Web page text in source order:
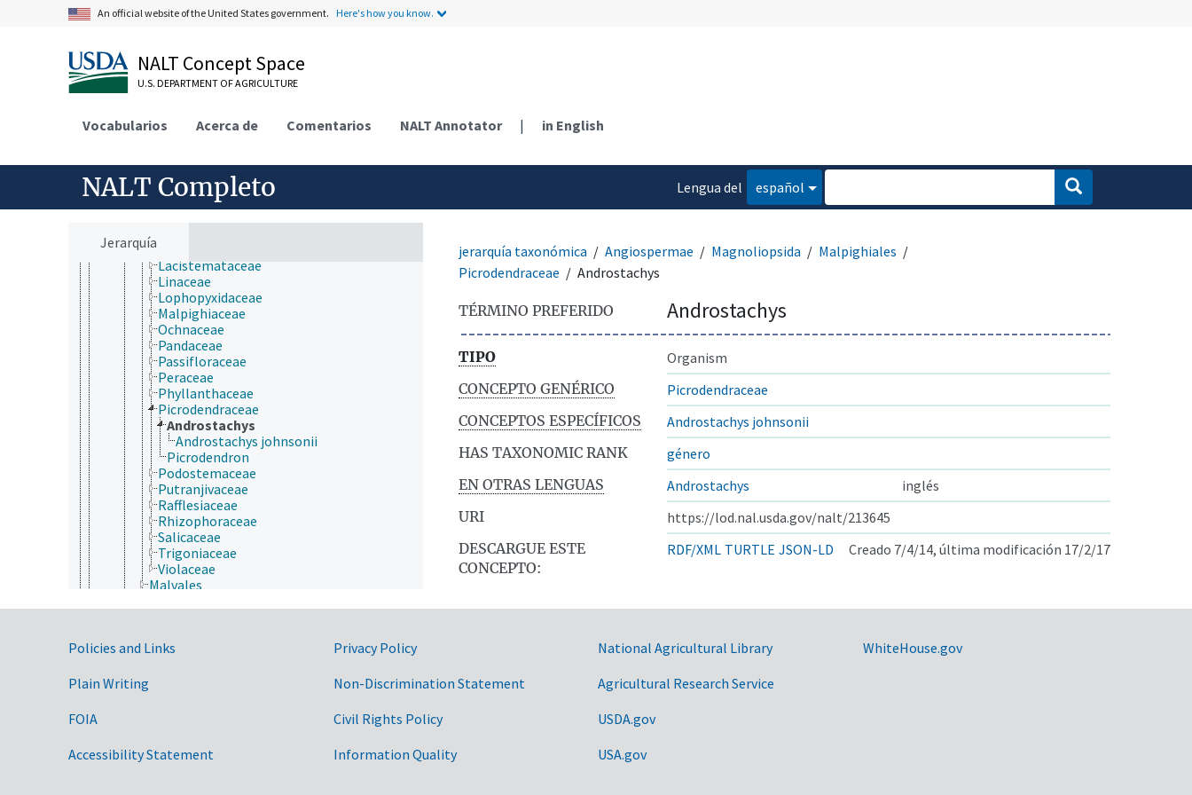
An official website of the United States government. Here's how you know.
NALT Concept Space
U.S. DEPARTMENT OF AGRICULTURE
Vocabularios Acerca de Comentarios NALT Annotator | in English
NALT Completo
Lengua del
español
Jerarquía
Calophyllaceae
Chrysobalanaceae
Clusiaceae
Ctenolophonaceae
Elatinaceae
Euphroniaceae
Goupiaceae
Humiriaceae
Lacistemataceae
Linaceae
Lophopyxidaceae
Malpighiaceae
Ochnaceae
Pandaceae
Passifloraceae
Peraceae
Phyllanthaceae
Picrodendraceae
Androstachys
Androstachys johnsonii
Picrodendron
Podostemaceae
Putranjivaceae
Rafflesiaceae
Rhizophoraceae
Salicaceae
Trigoniaceae
Violaceae
Malvales
Oxalidales
Ranunculales
jerarquía taxonómica Angiospermae Magnoliopsida
Malpighiales
Picrodendraceae
Androstachys
TÉRMINO PREFERIDO Androstachys
TIPO
Organism
CONCEPTO GENÉRICO
Picrodendraceae
CONCEPTOS ESPECÍFICOS
Androstachys johnsonii
HAS TAXONOMIC RANK
género
EN OTRAS LENGUAS
Androstachys
inglés
URI
https://lod.nal.usda.gov/nalt/213645
DESCARGUE ESTE
CONCEPTO:
RDF/XML TURTLE JSON-LD Creado 7/4/14, última modificación 17/2/17
Government Links
Policies and Links
Plain Writing
FOIA
Accessibility Statement
Privacy Policy
Non-Discrimination Statement
Civil Rights Policy
Information Quality
National Agricultural Library
Agricultural Research Service
USDA.gov
USA.gov
WhiteHouse.gov